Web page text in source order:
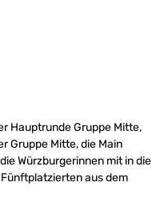
Hauptrunde Gruppe Mitte,
Gruppe Mitte, die Main
Würzburgerinnen mit in die
aus dem